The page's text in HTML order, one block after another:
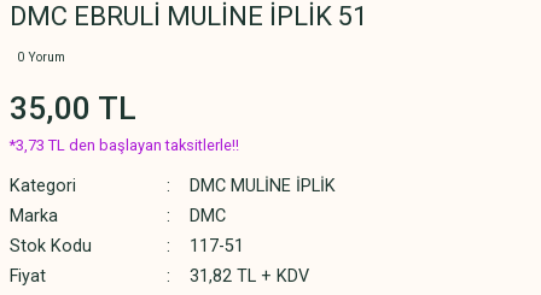
DMC EBRULİ MULİNE İPLİK 51
0 Yorum
35,00 TL
*3,73 TL den başlayan taksitlerle!!
Kategori
DMC MULİNE İPLİK
Marka
DMC
Stok Kodu
117-51
Fiyat
31,82 TL + KDV